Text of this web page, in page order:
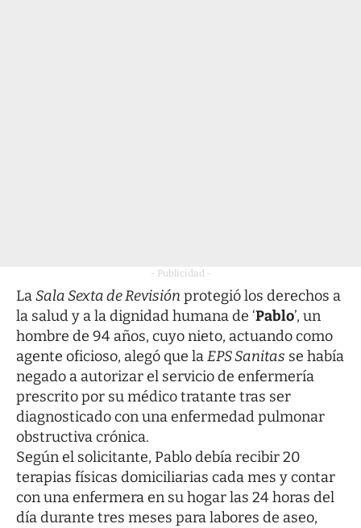
- Publicidad -
LaSala Sexta de Revisión protegió los derechos a
la salud y a la dignidad humana de ‘Pablo’, un
hombre de 94 años, cuyo nieto, actuando como
agente oficioso, alegó que laEPS Sanitas se había
negado a autorizar el servicio de enfermería
prescrito por su médico tratante tras ser
diagnosticado con una enfermedad pulmonar
obstructiva crónica.
Según el solicitante, Pablo debía recibir 20
terapias físicas domiciliarias cada mes y contar
con una enfermera en su hogar las 24 horas del
día durante tres meses para labores de aseo,